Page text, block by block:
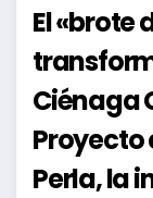
El «brote
Ciénaga
Proyecto
Perla, la